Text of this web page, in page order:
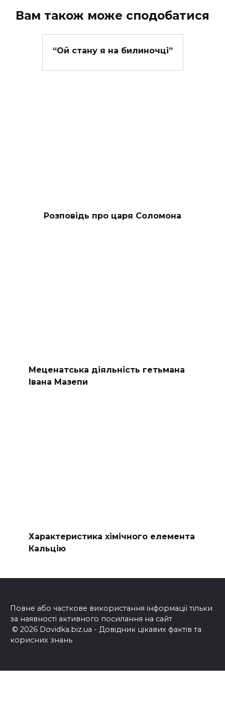
Вам також може сподобатися
“Ой стану я на билиночці”
Розповідь про царя Соломона
Меценатська діяльність гетьмана
Івана Мазепи
Характеристика хімічного елемента
Кальцію
Повне або часткове використання інформації тільки
за наявності активного посилання на сайт
© 2026 Dovidka.biz.ua - Довідник цікавих фактів та
корисних знань